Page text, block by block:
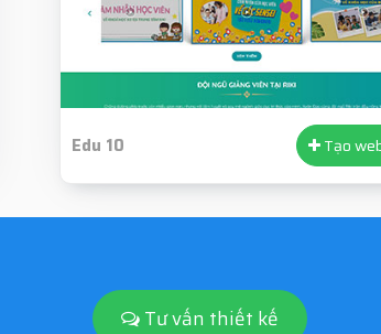
Edu 10 Tạo
Tư vấn thiết kế